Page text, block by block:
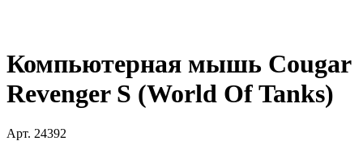
Компьютерная мышь Cougar
Revenger S (World Of Tanks)
Арт. 24392